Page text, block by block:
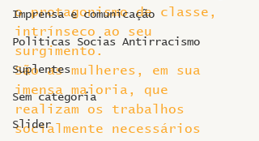
Imprensa e comunicação
Politicas Socias Antirracismo
Suplentes
Sem categoria
Slider
o protagonismo de classe,
intrínseco ao seu
surgimento.
São as mulheres, em sua
imensa maioria, que
realizam os trabalhos
socialmente necessários